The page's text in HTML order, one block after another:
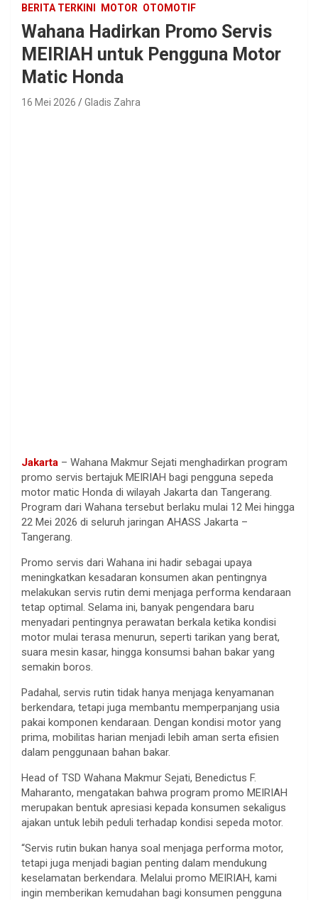
BERITA TERKINI MOTOR OTOMOTIF
Wahana Hadirkan Promo Servis
MEIRIAH untuk Pengguna Motor
Matic Honda
16 Mei 2026 Gladis Zahra
Jakarta – Wahana Makmur Sejati menghadirkan program
promo servis bertajuk MEIRIAH bagi pengguna sepeda
motor matic Honda di wilayah Jakarta dan Tangerang.
Program dari Wahana tersebut berlaku mulai 12 Mei hingga
22 Mei 2026 di seluruh jaringan AHASS Jakarta –
Tangerang.
Promo servis dari Wahana ini hadir sebagai upaya
meningkatkan kesadaran konsumen akan pentingnya
melakukan servis rutin demi menjaga performa kendaraan
tetap optimal. Selama ini, banyak pengendara baru
menyadari pentingnya perawatan berkala ketika kondisi
motor mulai terasa menurun, seperti tarikan yang berat,
suara mesin kasar, hingga konsumsi bahan bakar yang
semakin boros.
Padahal, servis rutin tidak hanya menjaga kenyamanan
berkendara, tetapi juga membantu memperpanjang usia
pakai komponen kendaraan. Dengan kondisi motor yang
prima, mobilitas harian menjadi lebih aman serta efisien
dalam penggunaan bahan bakar.
Head of TSD Wahana Makmur Sejati, Benedictus F.
Maharanto, mengatakan bahwa program promo MEIRIAH
merupakan bentuk apresiasi kepada konsumen sekaligus
ajakan untuk lebih peduli terhadap kondisi sepeda motor.
“Servis rutin bukan hanya soal menjaga performa motor,
tetapi juga menjadi bagian penting dalam mendukung
keselamatan berkendara. Melalui promo MEIRIAH, kami
ingin memberikan kemudahan bagi konsumen pengguna